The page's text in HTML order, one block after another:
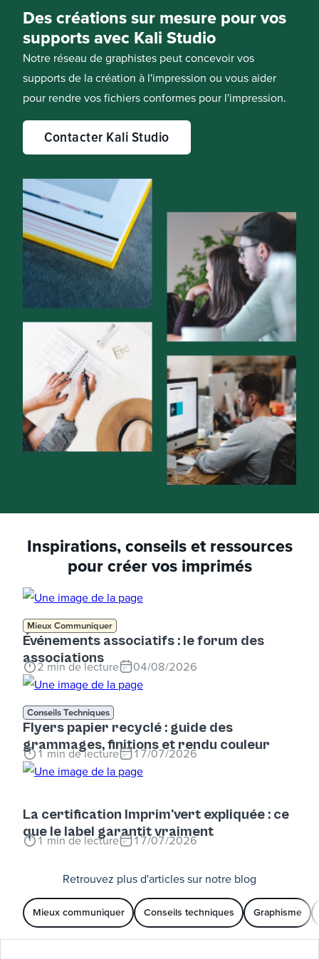
Des créations sur mesure pour vos
supports avec Kali Studio
Notre réseau de graphistes peut concevoir vos
supports de la création à l'impression ou vous aider
pour rendre vos fichiers conformes pour l'impression.
Contacter Kali Studio
Inspirations, conseils et ressources
pour créer vos imprimés
Mieux Communiquer
Événements associatifs : le forum des
associations
2 min de lecture 04/08/2026
Conseils Techniques
Flyers papier recyclé : guide des
grammages, finitions et rendu couleur
1min de lecture 17/07/2026
La certification Imprim'vert expliquée : ce
que le label garantit vraiment
1min de lecture 17/07/2026
Retrouvez plus d'articles sur notre blog
Mieux communiquer Conseils techniques Graphisme